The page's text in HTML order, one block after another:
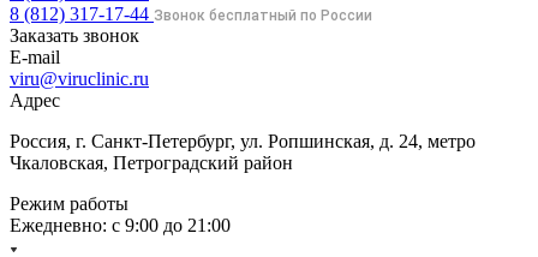
8 (812) 317-17-44 Звонок бесплатный по России
Заказать звонок
E-mail
viru@viruclinic.ru
Адрес
Россия, г. Санкт-Петербург, ул. Ропшинская, д. 24, метро
Чкаловская, Петроградский район
Режим работы
Ежедневно: с 9:00 до 21:00